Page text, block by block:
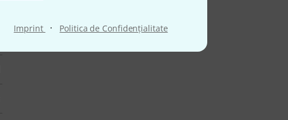
Imprint · Politica de Confidenţialitate